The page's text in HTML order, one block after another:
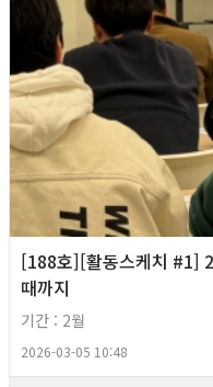
[188호][활동스케치 #1]
때까지
기간 : 2월
2026-03-05 10:48